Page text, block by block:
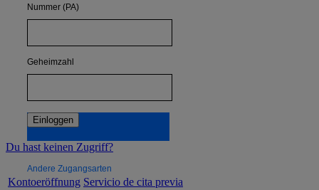
Nummer (PA)
Geheimzahl
Du hast keinen Zugriff?
Andere Zugangsarten
Kontoeröffnung Servicio de cita previa